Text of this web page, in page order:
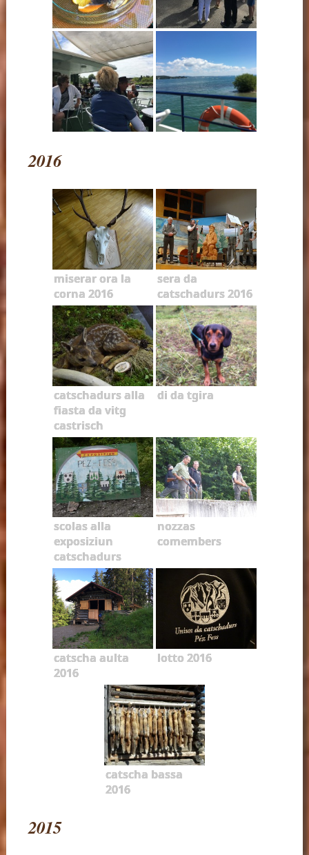
2016
miserar ora la
corna 2016
sera da
catschadurs 2016
catschadurs alla
fiasta da vitg
castrisch
di da tgira
scolas alla
exposiziun
catschadurs
nozzas
comembers
catscha aulta
2016
lotto 2016
catscha bassa
2016
2015